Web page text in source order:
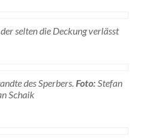
selten die Deckung verlässt
des Sperbers.Foto:Stefan
Schaik